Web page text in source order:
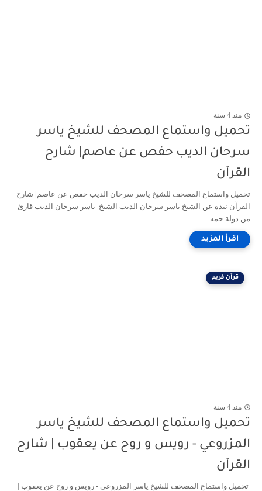
منذ 4 سنة
تحميل واستماع المصحف للشيخ ياسر
سرحان الديب حفص عن عاصم| شارح
القرآن
تحميل واستماع المصحف للشيخ ياسر سرحان الديب حفص عن عاصم| شارح
القرآن نبذه عن الشيخ ياسر سرحان الديب الشيخ ياسر سرحان الديب قارئ
من دولة جمه...
قرآن كريم
منذ 4 سنة
تحميل واستماع المصحف للشيخ ياسر
المزروعي - رويس و روح عن يعقوب | شارح
القرآن
تحميل واستماع المصحف للشيخ ياسر المزروعي - رويس و روح عن يعقوب |